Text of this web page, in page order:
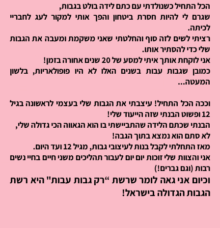
הכל התחיל כשנולדתי עם כתם לידה בולט בגבות,
שגרם לי להיות חסרת ביטחון והפך אותי למקור לעג לחבריי
לכיתה.
רציתי לשים לזה סוף והחלטתי שאני משקמת ומעבה את הגבות
שלי כדי להסתיר אותו.
אני לוקחת אותך איתי למסע של 20 שנים אחורה בזמן!
כמובן שגבות עבות בשנים האלו לא היו פופולאריות, בלשון
המעטה...
וככה הכל התחיל! עיצבתי את הגבות שלי בעצמי לראשונה בגיל
12 ופשוט הבנתי שזה הייעוד שלי!
הבנתי שכתם הלידה שהתביישתי בו הוא הגאווה הכי גדולה שלי,
לא סתם הוא נמצא בתוך הגבה!
מאז התחלתי לקבל בנות לעיצובי גבות, מגיל 12 ועד היום.
אני והצוות שלי זוכות יום יום לעבור תהליכים משני חיים בחיי נשים
רבות (וגם גברים!)
וכיום אני גאה לומר שרשת “רק גבות עבות" היא רשת
הגבות הגדולה בישראל!